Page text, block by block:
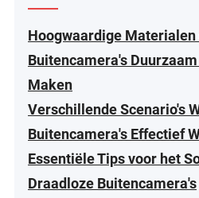
Hoogwaardige
Buitencamera's
Maken
Verschillende Scenario's
Buitencamera's Effectief
Essentiële Tips voor het
Draadloze Buitencamera's